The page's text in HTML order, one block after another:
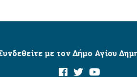
με τον Δήμο Αγίου